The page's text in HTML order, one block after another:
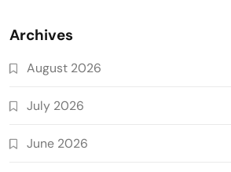
Archives
August 2026
July 2026
June 2026